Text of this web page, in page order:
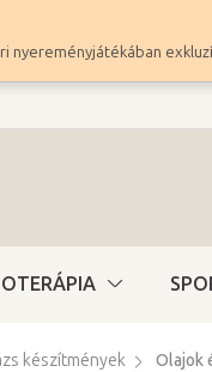
nyereményjátékában
készítmények Olajok